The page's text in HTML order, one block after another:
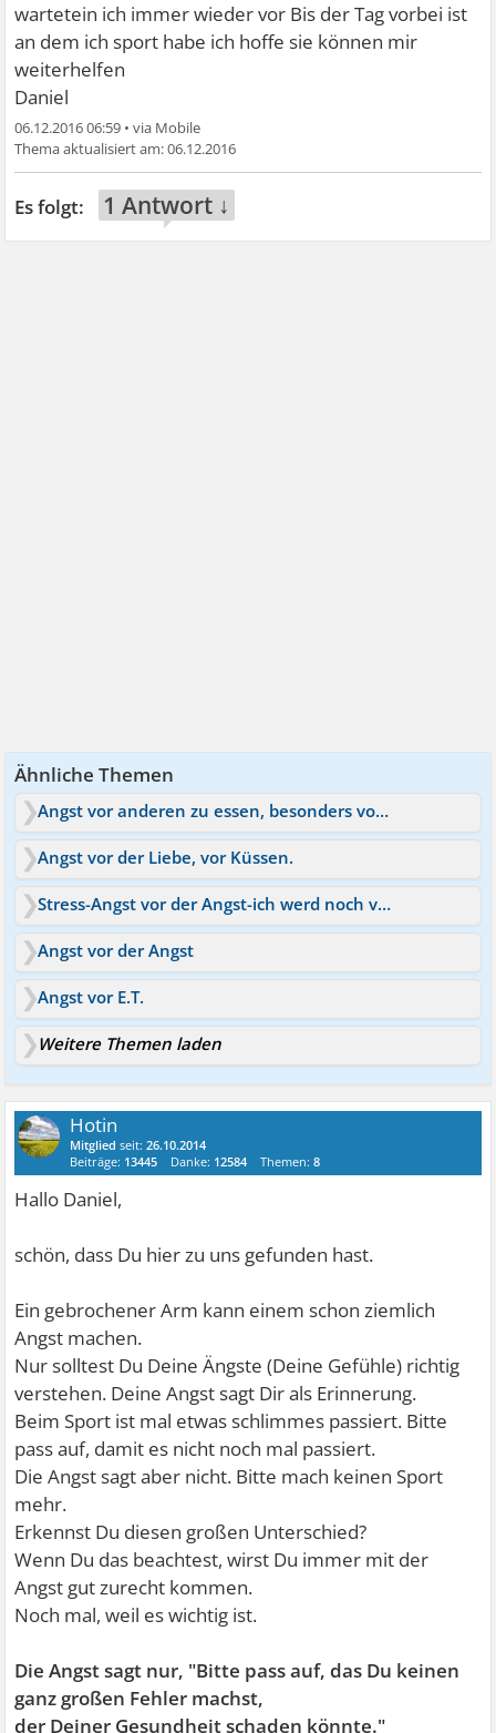
wartetein ich immer wieder vor Bis der Tag vorbei ist
an dem ich sport habe ich hoffe sie können mir
weiterhelfen
Daniel
06.12.2016 06:59 •
06.12.2016
1 Antwort ↓
Ähnliche Themen
Angst vor anderen zu essen, besonders vor partnern
Angst vor der Liebe, vor Küssen.
Stress-Angst vor der Angst-ich werd noch verrückt!
Angst vor der Angst
Angst vor E.T.
Weitere Themen laden
Hotin
Mitglied seit:26.10.2014
Beiträge: 13445 Danke: 12584 Themen:8
Hallo Daniel,
schön, dass Du hier zu uns gefunden hast.
Ein gebrochener Arm kann einem schon ziemlich
Angst machen.
Nur solltest Du Deine Ängste (Deine Gefühle) richtig
verstehen. Deine Angst sagt Dir als Erinnerung.
Beim Sport ist mal etwas schlimmes passiert. Bitte
pass auf, damit es nicht noch mal passiert.
Die Angst sagt aber nicht. Bitte mach keinen Sport
mehr.
Erkennst Du diesen großen Unterschied?
Wenn Du das beachtest, wirst Du immer mit der
Angst gut zurecht kommen.
Noch mal, weil es wichtig ist.
Die Angst sagt nur, "Bitte pass auf, das Du keinen
ganz großen Fehler machst,
der Deiner Gesundheit schaden könnte."